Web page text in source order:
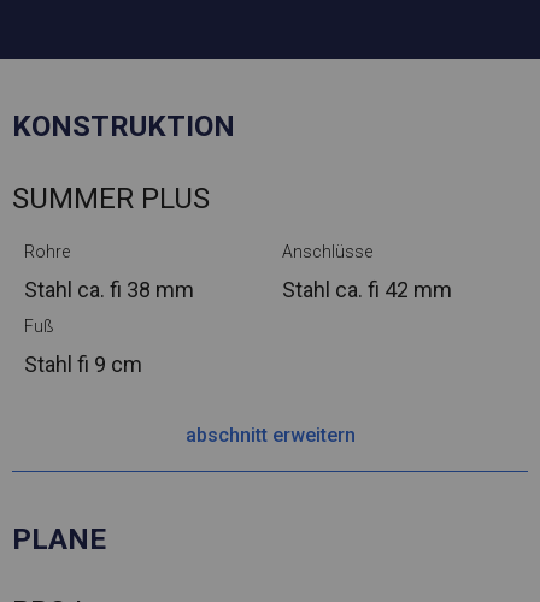
KONSTRUKTION
SUMMER PLUS
Rohre
Stahl ca. fi 38 mm
Anschlüsse
Stahl ca. fi 42 mm
Fuß
Stahl fi 9 cm
abschnitt erweitern
PLANE